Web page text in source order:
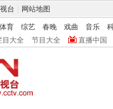
台 网站地图
体育 综艺 春晚 戏曲 音乐
目大全 节目大全 直播中国